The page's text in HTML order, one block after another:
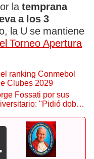
la temprana
a los 3
la U se mantiene
Torneo Apertura
ranking Conmebol
Clubes 2029
Fossati por sus
"Pidió doble